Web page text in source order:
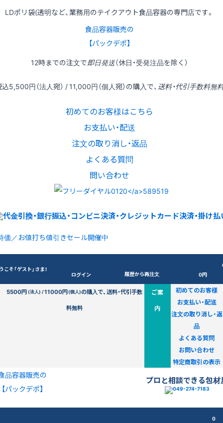
LDポリ袋(透明など、業務用のテイクアウト食品容器の専門店です。
食品容器販売の
【パックデポ】
12時までの注文で即日発送（休日・受発注品を除く）
込5,500円（法人宛） / 11,000円（個人宛）の購入で、 送料・代引手数料無
初めてのお客様はこちら
お支払い・配送
注文の取り消し・返品
よくある質問
問い合わせ
価／お値打ち値引きセール開催中
こそ「ゲスト」さま！
ログイン 履歴から再注文
0円
5500円(法人) /11000円(個人)の購入で、送料・代引手数
料無料
ご案
内
初めてのお客様
お支払い・配送
注文の取り消し・返
品
よくある質問
お問い合わせ
特定商取引の表示
品容器販売の
【パックデポ】
プロと相談できる包材
0